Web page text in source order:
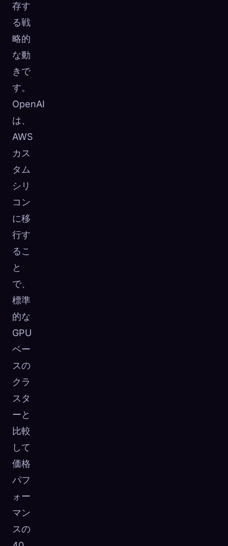
存す
る戦
略的
な動
きで
す。
OpenAI
は、
AWS
カス
タム
シリ
コン
に移
行す
るこ
と
で、
標準
的な
GPU
ベー
スの
クラ
スタ
ーと
比較
して
価格
パフ
ォー
マン
スの